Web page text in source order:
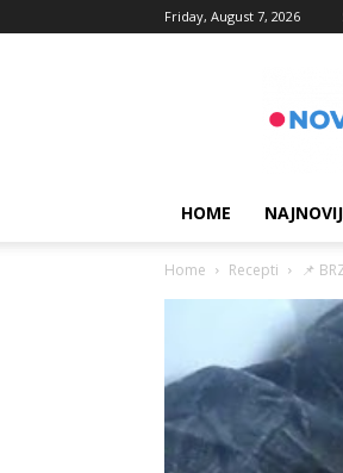
Friday, August 7, 2026
HOME
Home Recepti 📌